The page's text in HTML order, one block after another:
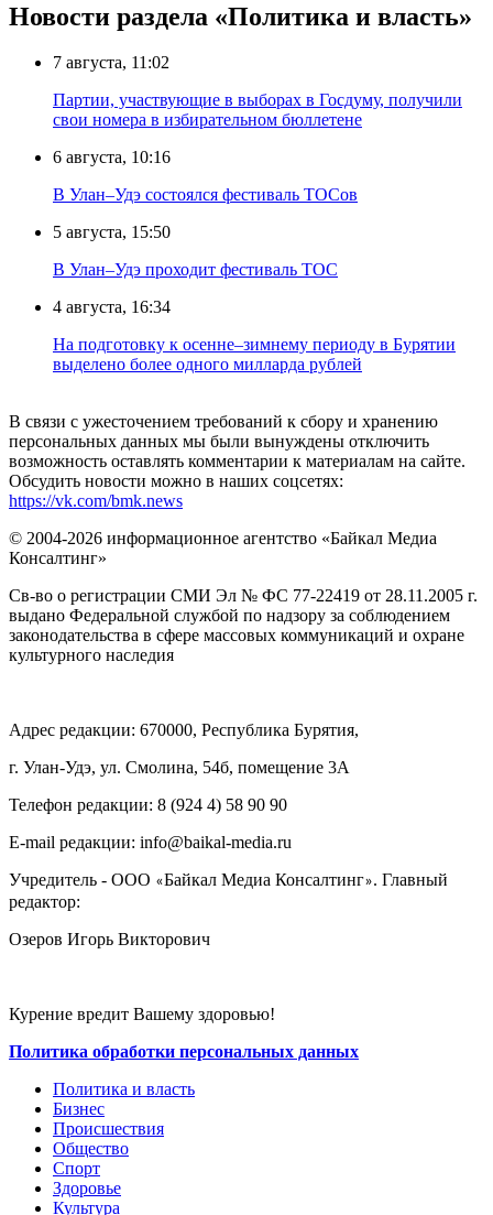
Новости раздела «Политика и власть»
7 августа, 11:02
Партии, участвующие в выборах в Госдуму, получили
свои номера в избирательном бюллетене
6 августа, 10:16
В Улан–Удэ состоялся фестиваль ТОСов
5 августа, 15:50
В Улан–Удэ проходит фестиваль ТОС
4 августа, 16:34
На подготовку к осенне–зимнему периоду в Бурятии
выделено более одного милларда рублей
В связи с ужесточением требований к сбору и хранению
персональных данных мы были вынуждены отключить
возможность оставлять комментарии к материалам на сайте.
Обсудить новости можно в наших соцсетях:
https://vk.com/bmk.news
© 2004-2026 информационное агентство «Байкал Медиа
Консалтинг»
Св-во о регистрации СМИ Эл № ФС 77-22419 от 28.11.2005 г.
выдано Федеральной службой по надзору за соблюдением
законодательства в сфере массовых коммуникаций и охране
культурного наследия
Адрес редакции: 670000, Республика Бурятия,
г. Улан-Удэ, ул. Смолина, 54б, помещение 3А
Телефон редакции: ‎‎8 (924 4) 58 90 90
E-mail редакции: info@baikal-media.ru
Учредитель - ООО «Байкал Медиа Консалтинг». Главный
редактор:
Озеров Игорь Викторович
Курение вредит Вашему здоровью!
Политика обработки персональных данных
Политика и власть
Бизнес
Происшествия
Общество
Cпорт
Здоровье
Культура